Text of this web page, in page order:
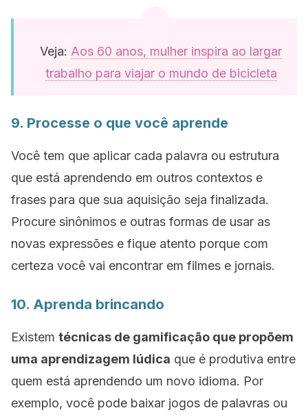
Veja: Aos 60 anos, mulher inspira ao largar
trabalho para viajar o mundo de bicicleta
9. Processe o que você aprende
Você tem que aplicar cada palavra ou estrutura
que está aprendendo em outros contextos e
frases para que sua aquisição seja finalizada.
Procure sinônimos e outras formas de usar as
novas expressões e fique atento porque com
certeza você vai encontrar em filmes e jornais.
10. Aprenda brincando
Existem técnicas de gamificação que propõem
uma aprendizagem lúdica que é produtiva entre
quem está aprendendo um novo idioma. Por
exemplo, você pode baixar jogos de palavras ou